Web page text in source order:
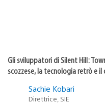
Gli sviluppatori di Silent Hill:
scozzese, la tecnologia retrò e
Sachie Kobari
Direttrice, SIE